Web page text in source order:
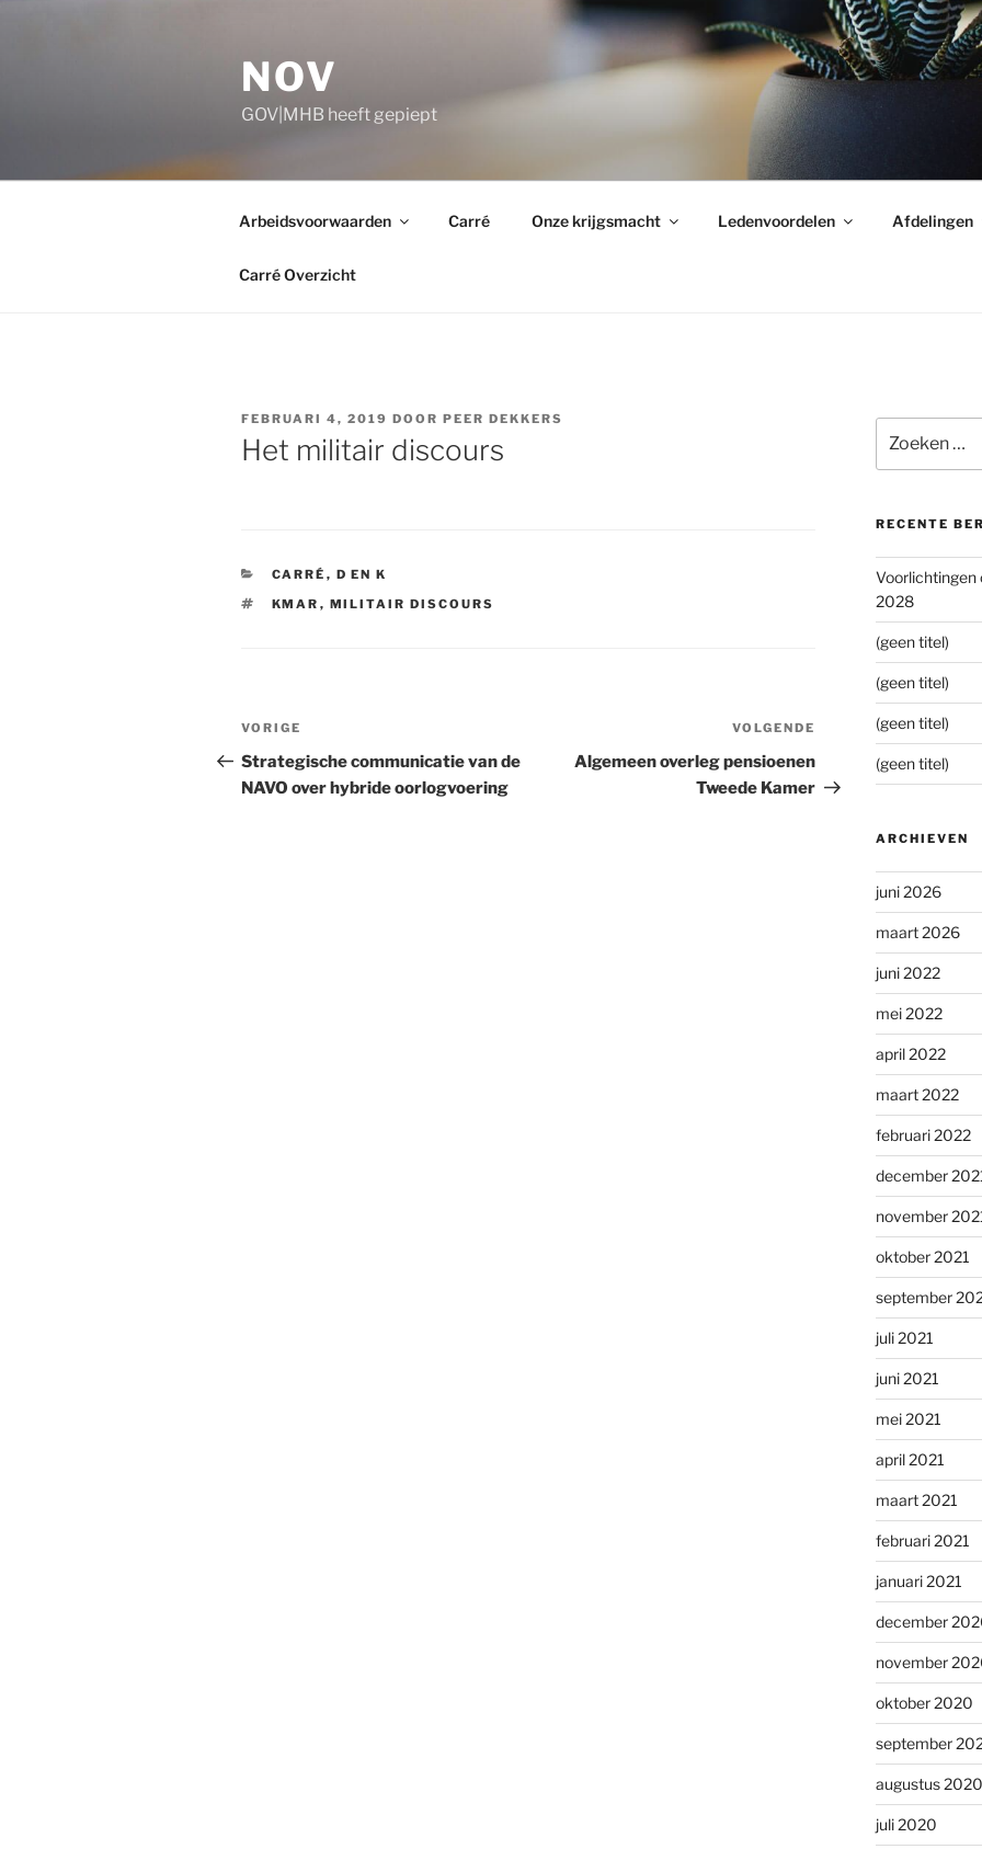
NOV
GOV|MHB heeft gepiept
Arbeidsvoorwaarden Carré Onze krijgsmacht Ledenvoordelen Afdelingen
Carré Overzicht
GEPLAATST
OP
FEBRUARI 4, 2019 DOOR PEER DEKKERS
Het militair discours
CATEGORIEËN
CARRÉ , D EN K
TAGS
KMAR , MILITAIR DISCOURS
Bericht
navigatie
Vorig
bericht
VORIGE
Strategische communicatie van de
NAVO over hybride oorlogvoering
Volgend
bericht
VOLGENDE
Algemeen overleg pensioenen
Tweede Kamer
naar:
RECENTE
Voorlichtingen
2028
(geen titel)
(geen titel)
(geen titel)
(geen titel)
ARCHIEVEN
juni 2026
maart 2026
juni 2022
mei 2022
april 2022
maart 2022
februari 2022
december
november
oktober 2021
september
juli 2021
juni 2021
mei 2021
april 2021
maart 2021
februari 2021
januari 2021
december
november
oktober 2020
september
augustus 2020
juli 2020